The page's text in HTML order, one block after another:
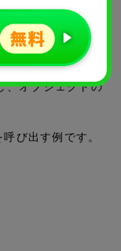
使い方
ストラクタを呼
クタチェイニング
、オブジェクトの
び出す例です。